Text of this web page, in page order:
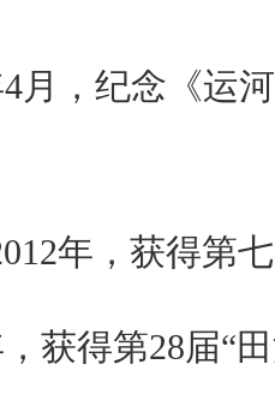
4月，纪念《运
年，获得第
获得第28届“